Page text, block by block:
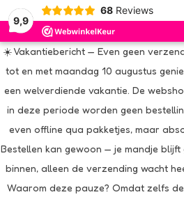
9,9
68 Reviews
☀️ Vakantiebericht — Even geen
tot en met maandag 10 augustus
een welverdiende vakantie. De
in deze periode worden geen
even offline qua pakketjes, maar
Bestellen kan gewoon — je mandje
binnen, alleen de verzending wacht
Waarom deze pauze? Omdat zelfs